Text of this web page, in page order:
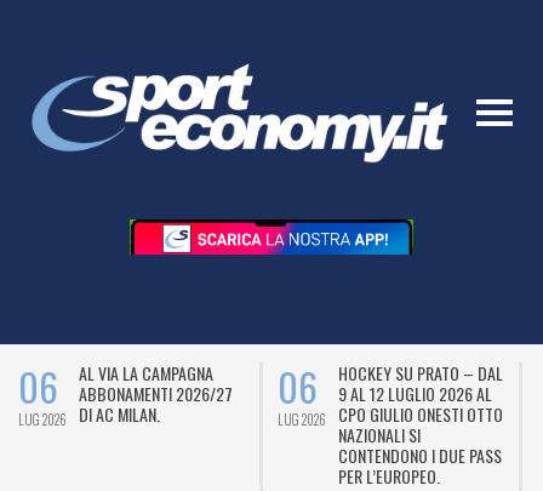
06
LUG 2026
AL VIA LA CAMPAGNA
ABBONAMENTI 2026/27
DI AC MILAN.
06
LUG 2026
HOCKEY SU PRATO – DAL
9 AL 12 LUGLIO 2026 AL
CPO GIULIO ONESTI OTTO
NAZIONALI SI
CONTENDONO I DUE PASS
PER L’EUROPEO.